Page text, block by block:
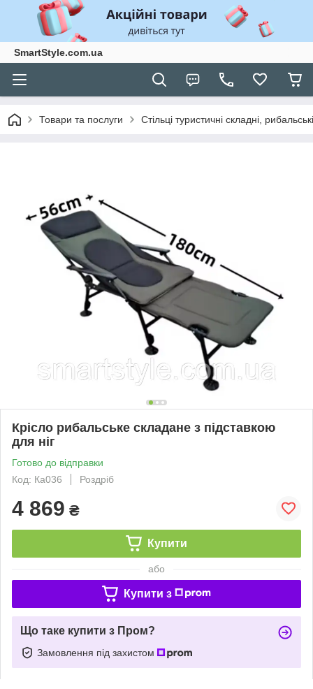
SmartStyle.com.ua
Товари та послуги Стільці туристичні складні,
Крісло рибальське складане з підставкою
для ніг
Готово до відправки
Код: Ка036
Роздріб
4 869 ₴
Купити
або
Купити з
Що таке купити з Пром?
Замовлення під захистом